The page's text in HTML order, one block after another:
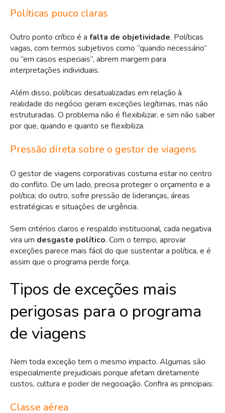
Políticas pouco claras
Outro ponto crítico é a falta de objetividade. Políticas
vagas, com termos subjetivos como “quando necessário”
ou “em casos especiais”, abrem margem para
interpretações individuais.
Além disso, políticas desatualizadas em relação à
realidade do negócio geram exceções legítimas, mas não
estruturadas. O problema não é flexibilizar, e sim não saber
por que, quando e quanto se flexibiliza.
Pressão direta sobre o gestor de viagens
O gestor de viagens corporativas costuma estar no centro
do conflito. De um lado, precisa proteger o orçamento e a
política; do outro, sofre pressão de lideranças, áreas
estratégicas e situações de urgência.
Sem critérios claros e respaldo institucional, cada negativa
vira um desgaste político. Com o tempo, aprovar
exceções parece mais fácil do que sustentar a política, e é
assim que o programa perde força.
Tipos de exceções mais
perigosas para o programa
de viagens
Nem toda exceção tem o mesmo impacto. Algumas são
especialmente prejudiciais porque afetam diretamente
custos, cultura e poder de negociação. Confira as principais:
Classe aérea